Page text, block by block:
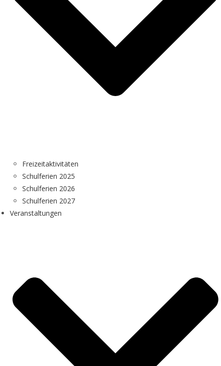
Freizeitaktivitäten
Schulferien 2025
Schulferien 2026
Schulferien 2027
Veranstaltungen